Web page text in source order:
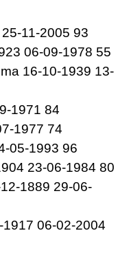
11-2005 93
06-09-1978 55
16-10-1939 13-
1971 84
1977 74
05-1993 96
23-06-1984 80
1889 29-06-
06-02-2004